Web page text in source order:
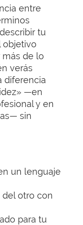
entre
tu
objetivo
de lo
verás
diferencia
—en
y en
sin
un lenguaje
otro con
para tu